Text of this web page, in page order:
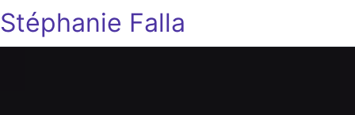
Stéphanie Falla